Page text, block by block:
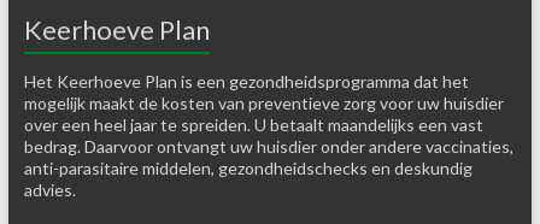
Keerhoeve Plan
Het Keerhoeve Plan is een gezondheidsprogramma dat het
mogelijk maakt de kosten van preventieve zorg voor uw huisdier
over een heel jaar te spreiden. U betaalt maandelijks een vast
bedrag. Daarvoor ontvangt uw huisdier onder andere vaccinaties,
anti-parasitaire middelen, gezondheidschecks en deskundig
advies.